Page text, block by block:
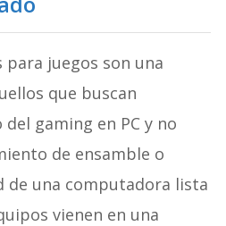
para juegos son una
que buscan
gaming en PC y no
de ensamble o
de una computadora lista
vienen en una